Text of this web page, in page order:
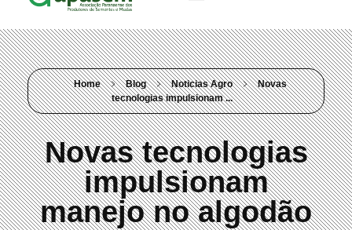
Home Blog Noticias Agro
Novas
tecnologias impulsionam ...
Novas tecnologias
impulsionam
manejo no algodão